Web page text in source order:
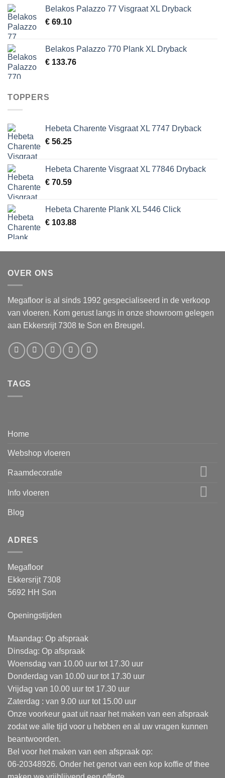
Belakos Palazzo 77 Visgraat XL Dryback
€ 69.10
Belakos Palazzo 770 Plank XL Dryback
€ 133.76
TOPPERS
Hebeta Charente Visgraat XL 7747 Dryback
€ 56.25
Hebeta Charente Visgraat XL 77846 Dryback
€ 70.59
Hebeta Charente Plank XL 5446 Click
€ 103.88
OVER ONS
Megafloor is al sinds 1992 gespecialiseerd in de verkoop
van vloeren. Kom gerust langs in onze showroom gelegen
aan Ekkersrijt 7308 te Son en Breugel.
TAGS
Home
Webshop vloeren
Raamdecoratie
Info vloeren
Blog
ADRES
Megafloor
Ekkersrijt 7308
5692 HH Son
Openingstijden
Maandag: Op afspraak
Dinsdag: Op afspraak
Woensdag van 10.00 uur tot 17.30 uur
Donderdag van 10.00 uur tot 17.30 uur
Vrijdag van 10.00 uur tot 17.30 uur
Zaterdag : van 9.00 uur tot 15.00 uur
Onze voorkeur gaat uit naar het maken van een afspraak
zodat we alle tijd voor u hebben en al uw vragen kunnen
beantwoorden.
Bel voor het maken van een afspraak op:
06-20348926. Onder het genot van een kop koffie of thee